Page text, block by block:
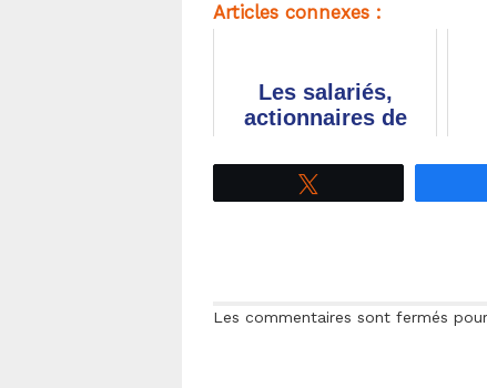
Articles connexes :
Les salariés,
actionnaires de
Les commentaires sont fermés